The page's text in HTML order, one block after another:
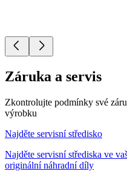
Záruka a servis
Zkontrolujte podmínky své
výrobku
Najděte servisní středisko
Najděte servisní střediska ve
originální náhradní díly